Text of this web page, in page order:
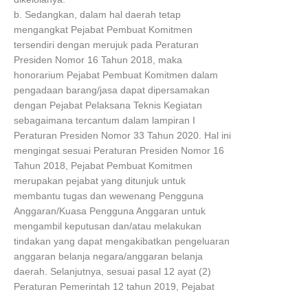
b. Sedangkan, dalam hal daerah tetap
mengangkat Pejabat Pembuat Komitmen
tersendiri dengan merujuk pada Peraturan
Presiden Nomor 16 Tahun 2018, maka
honorarium Pejabat Pembuat Komitmen dalam
pengadaan barang/jasa dapat dipersamakan
dengan Pejabat Pelaksana Teknis Kegiatan
sebagaimana tercantum dalam lampiran I
Peraturan Presiden Nomor 33 Tahun 2020. Hal ini
mengingat sesuai Peraturan Presiden Nomor 16
Tahun 2018, Pejabat Pembuat Komitmen
merupakan pejabat yang ditunjuk untuk
membantu tugas dan wewenang Pengguna
Anggaran/Kuasa Pengguna Anggaran untuk
mengambil keputusan dan/atau melakukan
tindakan yang dapat mengakibatkan pengeluaran
anggaran belanja negara/anggaran belanja
daerah. Selanjutnya, sesuai pasal 12 ayat (2)
Peraturan Pemerintah 12 tahun 2019, Pejabat